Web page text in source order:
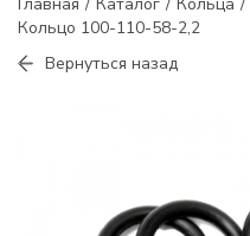
Кольцо 100-110-58-2,2
Вернуться назад